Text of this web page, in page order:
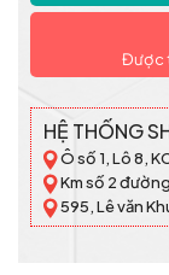
Được
HỆ THỐNG
Ô số 1, Lô 8,
Km số 2
595, Lê văn